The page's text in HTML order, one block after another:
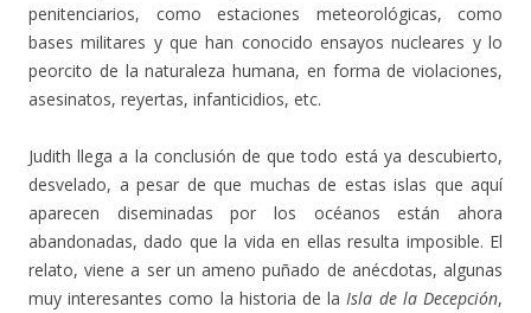
penitenciarios, como estaciones meteorológicas, como
bases militares y que han conocido ensayos nucleares y lo
peorcito de la naturaleza humana, en forma de violaciones,
asesinatos, reyertas, infanticidios, etc.
Judith llega a la conclusión de que todo está ya descubierto,
desvelado, a pesar de que muchas de estas islas que aquí
aparecen diseminadas por los océanos están ahora
abandonadas, dado que la vida en ellas resulta imposible. El
relato, viene a ser un ameno puñado de anécdotas, algunas
muy interesantes como la historia de laIsla de la Decepción,